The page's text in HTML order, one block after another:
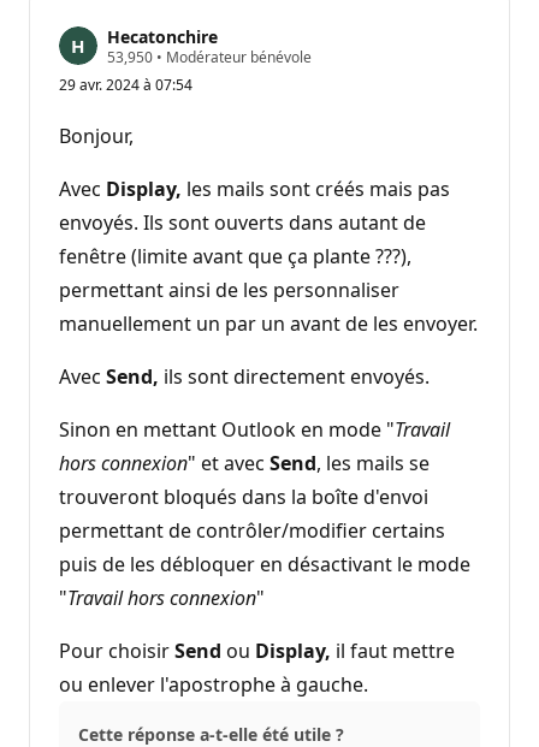
Hecatonchire
53,950 P
i
e
r
é
p
u
a
i
• Modérateur bénévole
29 avr. 2024 à 07:54
Bonjour,
Avec Display, les mails sont créés mais pas
envoyés. Ils sont ouverts dans autant de
fenêtre (limite avant que ça plante ???),
permettant ainsi de les personnaliser
manuellement un par un avant de les envoyer.
Avec Send, ils sont directement envoyés.
Sinon en mettant Outlook en mode "Travail
hors connexion" et avec Send, les mails se
trouveront bloqués dans la boîte d'envoi
permettant de contrôler/modifier certains
puis de les débloquer en désactivant le mode
"Travail hors connexion"
Pour choisirSend ou Display, il faut mettre
ou enlever l'apostrophe à gauche.
Cette réponse a-t-elle été utile ?